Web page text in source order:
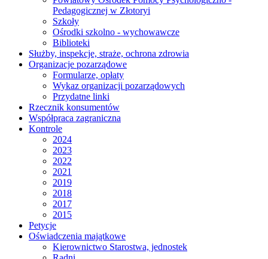
Pedagogicznej w Złotoryi
Szkoły
Ośrodki szkolno - wychowawcze
Biblioteki
Służby, inspekcje, straże, ochrona zdrowia
Organizacje pozarządowe
Formularze, opłaty
Wykaz organizacji pozarządowych
Przydatne linki
Rzecznik konsumentów
Współpraca zagraniczna
Kontrole
2024
2023
2022
2021
2019
2018
2017
2015
Petycje
Oświadczenia majątkowe
Kierownictwo Starostwa, jednostek